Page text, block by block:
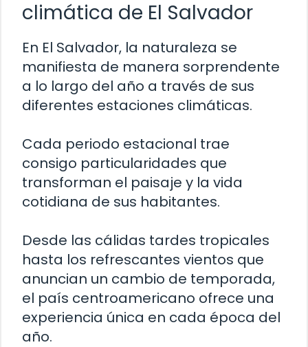
climática de El Salvador
En El Salvador, la naturaleza se
manifiesta de manera sorprendente
a lo largo del año a través de sus
diferentes estaciones climáticas.
Cada periodo estacional trae
consigo particularidades que
transforman el paisaje y la vida
cotidiana de sus habitantes.
Desde las cálidas tardes tropicales
hasta los refrescantes vientos que
anuncian un cambio de temporada,
el país centroamericano ofrece una
experiencia única en cada época del
año.